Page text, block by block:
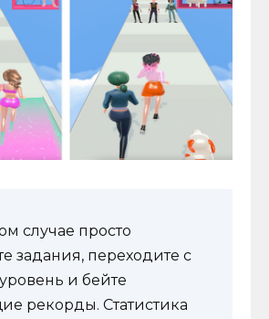
случае просто
задания, переходите с
и бейте
рекорды. Статистика